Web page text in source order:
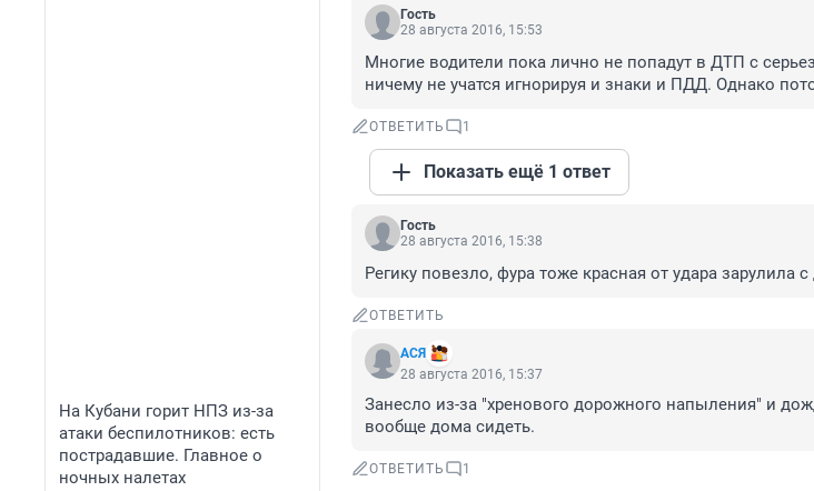
На Кубани горит НПЗ из-за
атаки беспилотников: есть
пострадавшие. Главное о
ночных налетах
Гость
28 августа 2016, 15:53
Многие водители пока лично не попадут в ДТП с
ничему не учатся игнорируя и знаки и ПДД. Однако
ОТВЕТИТЬ 1
Показать ещё 1 ответ
Гость
28 августа 2016, 15:38
Регику повезло, фура тоже красная от удара зарулила с
ОТВЕТИТЬ
АСЯ
28 августа 2016, 15:37
Занесло из-за "хренового дорожного напыления" и
вообще дома сидеть.
ОТВЕТИТЬ 1